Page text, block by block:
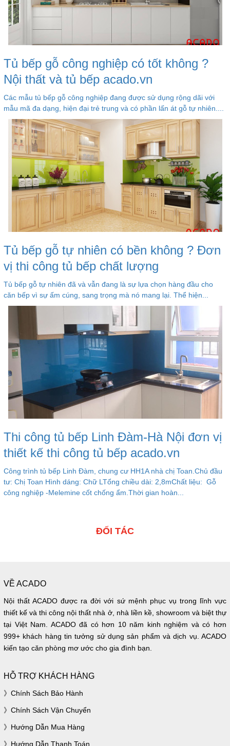
Tủ bếp gỗ công nghiệp có tốt không ?
Nội thất và tủ bếp acado.vn
Các mẫu tủ bếp gỗ công nghiệp đang được sử dụng rộng dãi với
mẫu mã đa dạng, hiện đại trẻ trung và có phần lấn át gỗ tự nhiên....
Tủ bếp gỗ tự nhiên có bền không ? Đơn
vị thi công tủ bếp chất lượng
Tủ bếp gỗ tự nhiên đã và vẫn đang là sự lựa chọn hàng đầu cho
căn bếp vì sự ấm cúng, sang trọng mà nó mang lại. Thể hiện...
Thi công tủ bếp Linh Đàm-Hà Nội đơn vị
thiết kế thi công tủ bếp acado.vn
Công trình tủ bếp Linh Đàm, chung cư HH1A nhà chị Toan.Chủ đầu
tư: Chị Toan Hình dáng: Chữ LTổng chiều dài: 2,8mChất liệu: Gỗ
công nghiệp -Melemine cốt chống ẩm.Thời gian hoàn...
ĐỐI TÁC
VỀ ACADO
Nội thất ACADO được ra đời với sứ mệnh phục vụ trong lĩnh vực
thiết kế và thi công nội thất nhà ở, nhà liền kề, showroom và biệt thự
tại Việt Nam. ACADO đã có hơn 10 năm kinh nghiệm và có hơn
999+ khách hàng tin tưởng sử dụng sản phẩm và dịch vụ. ACADO
kiến tạo căn phòng mơ ước cho gia đình bạn.
HỖ TRỢ KHÁCH HÀNG
Chính Sách Bảo Hành
Chính Sách Vận Chuyển
Hướng Dẫn Mua Hàng
Hướng Dẫn Thanh Toán